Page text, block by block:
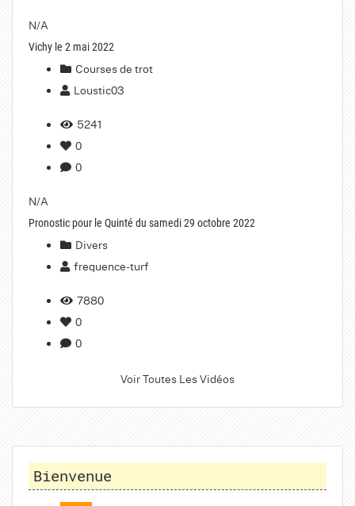
N/A
Vichy le 2 mai 2022
Courses de trot
Loustic03
5241
0
0
N/A
Pronostic pour le Quinté du samedi 29 octobre 2022
Divers
frequence-turf
7880
0
0
Voir Toutes Les Vidéos
Bienvenue